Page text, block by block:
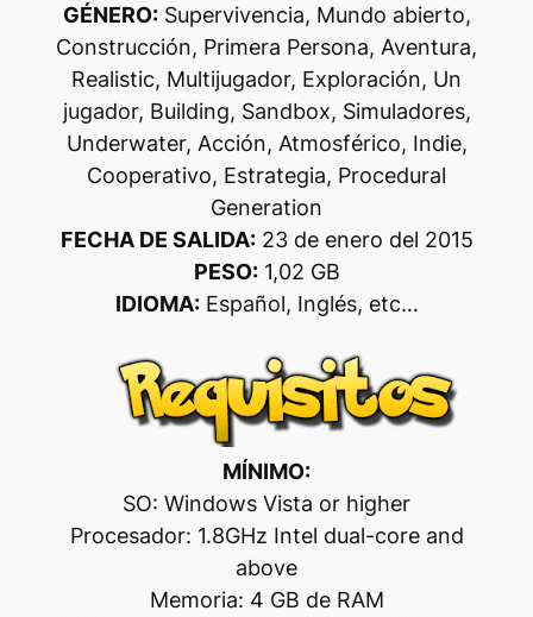
GÉNERO:Supervivencia, Mundo abierto,
Construcción, Primera Persona, Aventura,
Realistic, Multijugador, Exploración, Un
jugador, Building, Sandbox, Simuladores,
Underwater, Acción, Atmosférico, Indie,
Cooperativo, Estrategia, Procedural
Generation
FECHA DE SALIDA:23 de enero del 2015
PESO:1,02 GB
IDIOMA:Español, Inglés, etc…
MÍNIMO:
SO: Windows Vista or higher
Procesador: 1.8GHz Intel dual-core and
above
Memoria: 4 GB de RAM